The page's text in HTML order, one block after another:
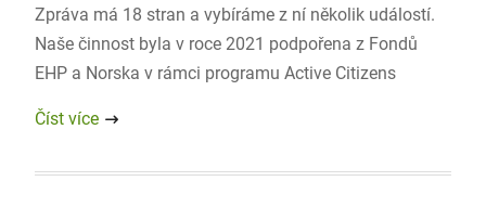
Zpráva má 18 stran a vybíráme z ní několik událostí.
Naše činnost byla v roce 2021 podpořena z Fondů
EHP a Norska v rámci programu Active Citizens
Číst více